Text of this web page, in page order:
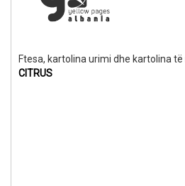
Ftesa, kartolina urimi dhe kartolina
CITRUS